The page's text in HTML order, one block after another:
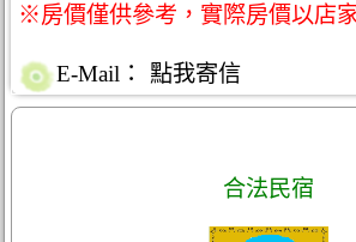
※房價僅供參考，實際房價以店
E-Mail： 點我寄信
合法民宿